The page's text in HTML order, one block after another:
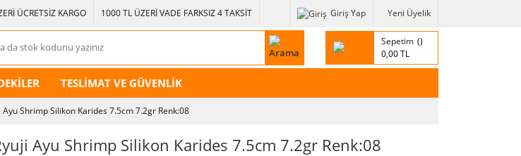
ÜCRETSİZ KARGO 1000 TL ÜZERİ VADE FARKSIZ 4 TAKSİT Giriş Yap Yeni Üyelik
Sepetim
0,00 TL
TESLİMAT VE GÜVENLİK
Ayu Shrimp Silikon Karides 7.5cm 7.2gr Renk:08
Ayu Shrimp Silikon Karides 7.5cm 7.2gr Renk:08